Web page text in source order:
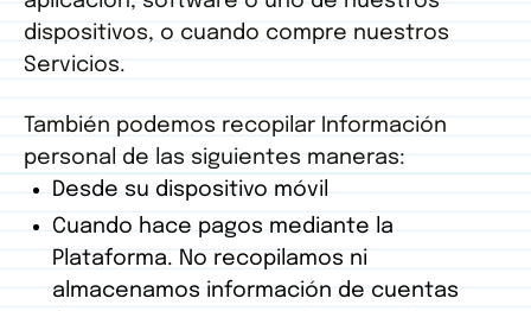
dispositivos, o cuando compre nuestros
Servicios.
También podemos recopilar Información
personal de las siguientes maneras:
Desde su dispositivo móvil
Cuando hace pagos mediante la
Plataforma. No recopilamos ni
almacenamos información de cuentas